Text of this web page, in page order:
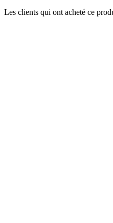
Les clients qui ont acheté ce